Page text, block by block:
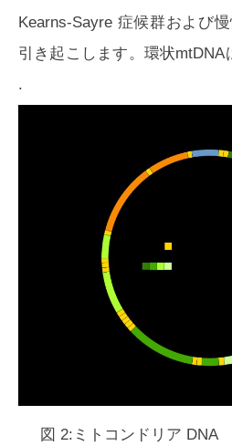
Kearns-Sayre 症候群および
引き起こします。環状mtDNA
.
図 2:ミトコンドリア DNA